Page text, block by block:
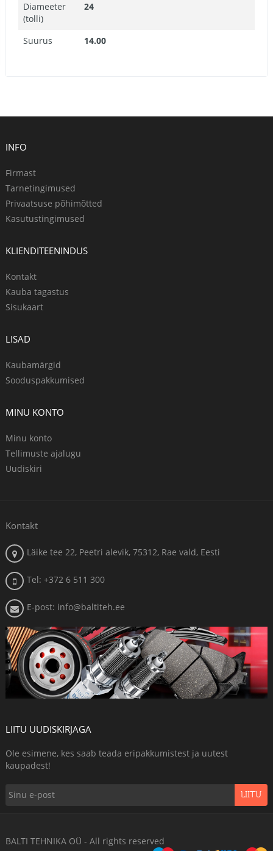
Diameeter
(tolli)
24
Suurus 14.00
INFO
Firmast
Tarnetingimused
Privaatsuse põhimõtted
Kasutustingimused
KLIENDITEENINDUS
Kontakt
Kauba tagastus
Sisukaart
LISAD
Kaubamärgid
Sooduspakkumised
MINU KONTO
Minu konto
Tellimuste ajalugu
Uudiskiri
Kontakt
Läike tee 22, Peetri alevik, 75312, Rae vald, Eesti
Tel: +372 6 511 300
E-post: info@baltiteh.ee
LIITU UUDISKIRJAGA
Ole esimene, kes saab teada eripakkumistest ja uutest
kaupadest!
LIITU
BALTI TEHNIKA OÜ - All rights reserved